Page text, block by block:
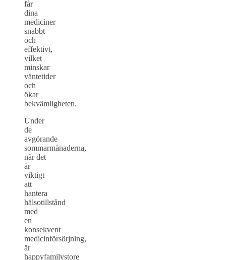
får
dina
mediciner
snabbt
och
effektivt,
vilket
minskar
väntetider
och
ökar
bekvämligheten.
Under
de
avgörande
sommarmånaderna,
när det
är
viktigt
att
hantera
hälsotillstånd
med
en
konsekvent
medicinförsörjning,
är
happyfamilystore